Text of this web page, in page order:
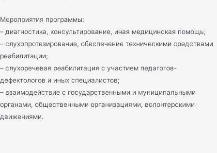
Мероприятия программы:
– диагностика, консультирование, иная медицинская помощь;
– слухопротезирование, обеспечение техническими средствами
реабилитации;
– слухоречевая реабилитация с участием педагогов-
дефектологов и иных специалистов;
– взаимодействие с государственными и муниципальными
органами, общественными организациями, волонтерскими
движениями.